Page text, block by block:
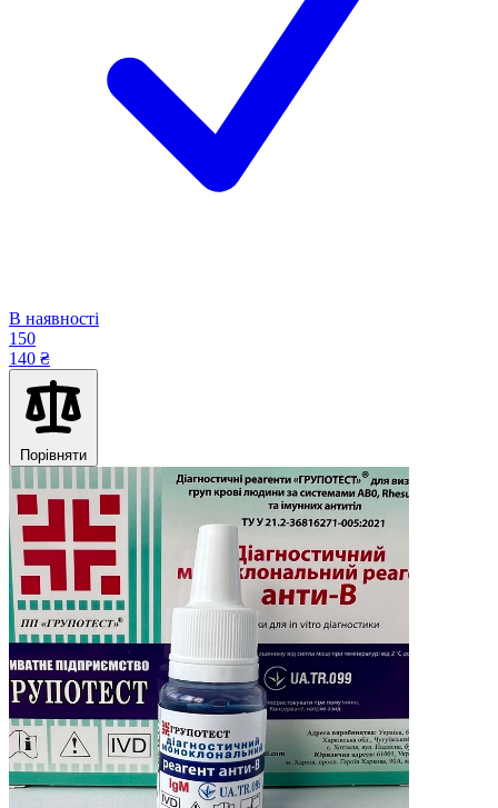
В наявності
150
140 ₴
Порівняти